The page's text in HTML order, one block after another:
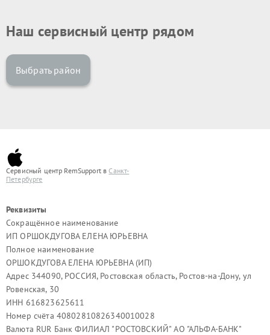
Наш сервисный центр рядом
Выбрать район
Сервисный центр RemSupport вСанкт-
Петербурге
Реквизиты
Сокращённое наименование
ИП ОРШОКДУГОВА ЕЛЕНА ЮРЬЕВНА
Полное наименование
ОРШОКДУГОВА ЕЛЕНА ЮРЬЕВНА (ИП)
Адрес 344090, РОССИЯ, Ростовская область, Ростов-на-Дону, ул
Ровенская, 30
ИНН 616823625611
Номер счёта 40802810826340010028
Валюта RUR Банк ФИЛИАЛ "РОСТОВСКИЙ" АО "АЛЬФА-БАНК"